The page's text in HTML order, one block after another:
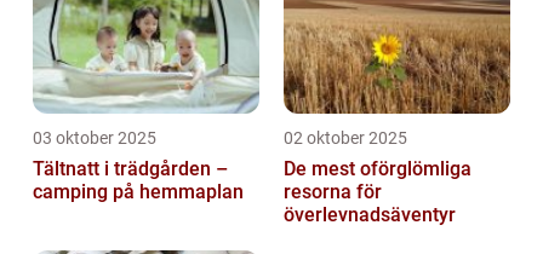
03 oktober 2025
Tältnatt i trädgården –
camping på hemmaplan
02 oktober 2025
De mest oförglömliga
resorna för
överlevnadsäventyr